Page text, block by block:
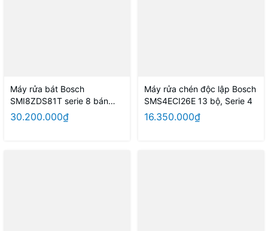
Máy rửa bát Bosch
SMI8ZDS81T serie 8 bán
âm, 13 bộ
30.200.000₫
Máy rửa chén độc lập Bosch
SMS4ECI26E 13 bộ, Serie 4
16.350.000₫